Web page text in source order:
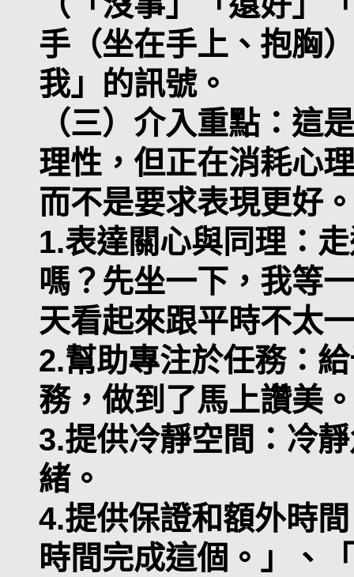
手（坐在手上、抱胸
我」的訊號。
（三）介入重點：這
理性，但正在消耗心
而不是要求表現更好
1.表達關心與同理：
嗎？先坐一下，我等
天看起來跟平時不太
2.幫助專注於任務：
務，做到了馬上讚美。
3.提供冷靜空間：冷
緒。
4.提供保證和額外時
時間完成這個。」、